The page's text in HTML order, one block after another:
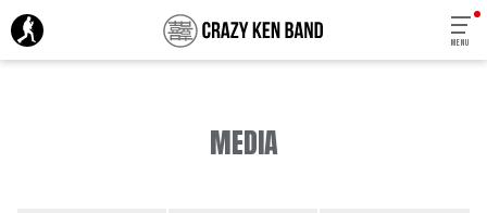
MENU
MEDIA